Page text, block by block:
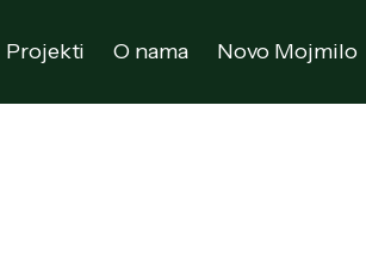
Projekti O nama Novo Mojmilo